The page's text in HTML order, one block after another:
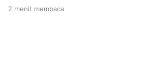
2 menit membaca